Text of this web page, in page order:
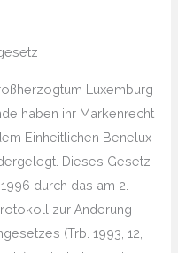
Luxemburg
haben ihr Markenrecht
Einheitlichen Benelux-
Dieses Gesetz
durch das am 2.
zur Änderung
(Trb. 1993, 12,